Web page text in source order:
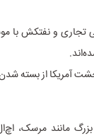
تجاری و نفتکش با
مانند مرسک،